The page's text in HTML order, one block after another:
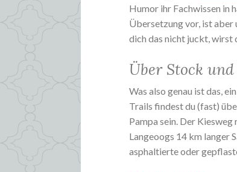
Humor ihr Fachwissen in
Übersetzung vor, ist aber
dich das nicht juckt, wirst
Über Stock
Was also genau ist das,
Trails findest du (fast)
Pampa sein. Der
Langeoogs 14 km langer
asphaltierte oder